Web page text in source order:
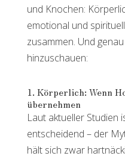
und Knochen:
emotional und
zusammen. Und
hinzuschauen:
1. Körperlich: Wenn
übernehmen
Laut aktueller Studien
entscheidend – der
hält sich zwar